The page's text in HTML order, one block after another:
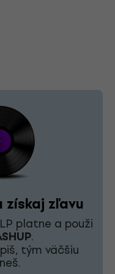
získaj zľavu
platne a použi
.
tým väčšiu